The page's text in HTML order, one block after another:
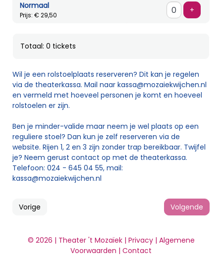
Normaal
Prijs: € 29,50
+
Totaal: 0 tickets
Wil je een rolstoelplaats reserveren? Dit kan je regelen
via de theaterkassa. Mail naar kassa@mozaiekwijchen.nl
en vermeld met hoeveel personen je komt en hoeveel
rolstoelen er zijn.
Ben je minder-valide maar neem je wel plaats op een
reguliere stoel? Dan kun je zelf reserveren via de
website. Rijen 1, 2 en 3 zijn zonder trap bereikbaar. Twijfel
je? Neem gerust contact op met de theaterkassa.
Telefoon: 024 - 645 04 55, mail:
kassa@mozaiekwijchen.nl
Vorige Volgende
© 2026 | Theater 't Mozaïek | Privacy| Algemene
Voorwaarden | Contact